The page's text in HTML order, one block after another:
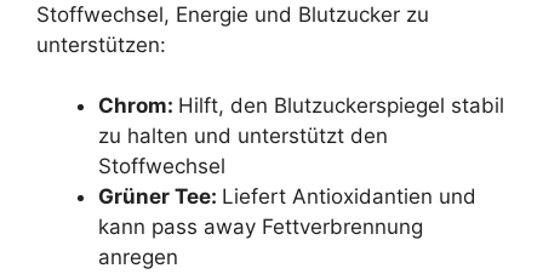
Stoffwechsel, Energie und Blutzucker zu
unterstützen:
Chrom: Hilft, den Blutzuckerspiegel stabil
zu halten und unterstützt den
Stoffwechsel
Grüner Tee: Liefert Antioxidantien und
kann pass away Fettverbrennung
anregen